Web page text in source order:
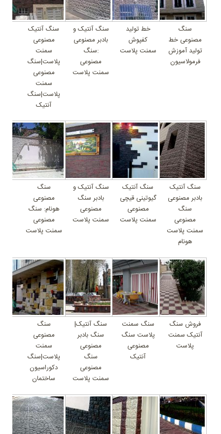
سنگ
مصنوعی خط
تولید آموزش
فرمولاسیون
خط تولید
کفپوش
سمنت پلاست
سنگ آنتیک و
بادبر مصنوعی
:سنگ
مصنوعی
سمنت پلاست
سنگ آنتیک
مصنوعی
سمنت
پلاست|سنگ
مصنوعی
سمنت
پلاست|سنگ
آنتیک
سنگ آنتیک
بادبر مصنوعی
سنگ
مصنوعی
سمنت پلاست
هونام
سنگ آنتیک
گیوتینی قیچی
مصنوعی
سمنت پلاست
سنگ آنتیک و
بادبر سنگ
مصنوعی
سمنت پلاست
سنگ
مصنوعی
هونام: سنگ
مصنوعی
سمنت پلاست
فروش سنگ
آنتیک سمنت
پلاست
سنگ سمنت
پلاست سنگ
مصنوعی
آنتیک
سنگ آنتیک|
سنگ بادبر
مصنوعی
سنگ
مصنوعی
سمنت پلاست
سنگ
مصنوعی
سمنت
پلاست|سنگ
دکوراسیون
ساختمان